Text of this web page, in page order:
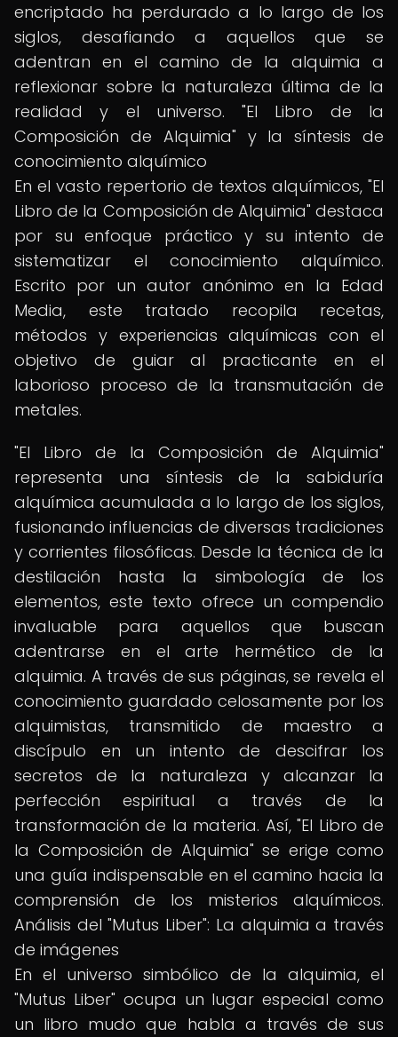
encriptado ha perdurado a lo largo de los
siglos, desafiando a aquellos que se
adentran en el camino de la alquimia a
reflexionar sobre la naturaleza última de la
realidad y el universo. "El Libro de la
Composición de Alquimia" y la síntesis de
conocimiento alquímico
En el vasto repertorio de textos alquímicos, "El
Libro de la Composición de Alquimia" destaca
por su enfoque práctico y su intento de
sistematizar el conocimiento alquímico.
Escrito por un autor anónimo en la Edad
Media, este tratado recopila recetas,
métodos y experiencias alquímicas con el
objetivo de guiar al practicante en el
laborioso proceso de la transmutación de
metales.
"El Libro de la Composición de Alquimia"
representa una síntesis de la sabiduría
alquímica acumulada a lo largo de los siglos,
fusionando influencias de diversas tradiciones
y corrientes filosóficas. Desde la técnica de la
destilación hasta la simbología de los
elementos, este texto ofrece un compendio
invaluable para aquellos que buscan
adentrarse en el arte hermético de la
alquimia. A través de sus páginas, se revela el
conocimiento guardado celosamente por los
alquimistas, transmitido de maestro a
discípulo en un intento de descifrar los
secretos de la naturaleza y alcanzar la
perfección espiritual a través de la
transformación de la materia. Así, "El Libro de
la Composición de Alquimia" se erige como
una guía indispensable en el camino hacia la
comprensión de los misterios alquímicos.
Análisis del "Mutus Liber": La alquimia a través
de imágenes
En el universo simbólico de la alquimia, el
"Mutus Liber" ocupa un lugar especial como
un libro mudo que habla a través de sus